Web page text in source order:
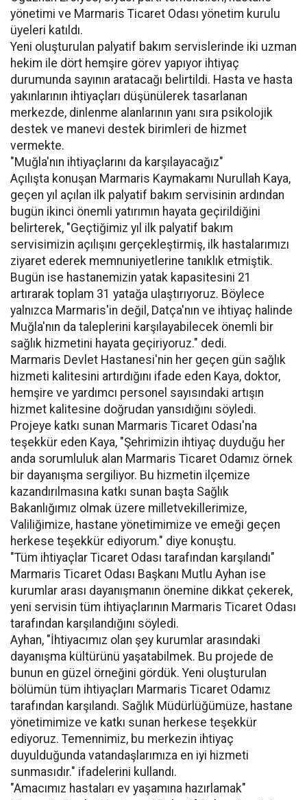
yönetimi ve Marmaris Ticaret Odası yönetim kurulu
üyeleri katıldı.
Yeni oluşturulan palyatif bakım servislerinde iki uzman
hekim ile dört hemşire görev yapıyor ihtiyaç
durumunda sayının aratacağı belirtildi. Hasta ve hasta
yakınlarının ihtiyaçları düşünülerek tasarlanan
merkezde, dinlenme alanlarının yanı sıra psikolojik
destek ve manevi destek birimleri de hizmet
vermekte.
"Muğla'nın ihtiyaçlarını da karşılayacağız"
Açılışta konuşan Marmaris Kaymakamı Nurullah Kaya,
geçen yıl açılan ilk palyatif bakım servisinin ardından
bugün ikinci önemli yatırımın hayata geçirildiğini
belirterek, "Geçtiğimiz yıl ilk palyatif bakım
servisimizin açılışını gerçekleştirmiş, ilk hastalarımızı
ziyaret ederek memnuniyetlerine tanıklık etmiştik.
Bugün ise hastanemizin yatak kapasitesini 21
artırarak toplam 31 yatağa ulaştırıyoruz. Böylece
yalnızca Marmaris'in değil, Datça'nın ve ihtiyaç halinde
Muğla'nın da taleplerini karşılayabilecek önemli bir
sağlık hizmetini hayata geçiriyoruz." dedi.
Marmaris Devlet Hastanesi'nin her geçen gün sağlık
hizmeti kalitesini artırdığını ifade eden Kaya, doktor,
hemşire ve yardımcı personel sayısındaki artışın
hizmet kalitesine doğrudan yansıdığını söyledi.
Projeye katkı sunan Marmaris Ticaret Odası'na
teşekkür eden Kaya, "Şehrimizin ihtiyaç duyduğu her
anda sorumluluk alan Marmaris Ticaret Odamız örnek
bir dayanışma sergiliyor. Bu hizmetin ilçemize
kazandırılmasına katkı sunan başta Sağlık
Bakanlığımız olmak üzere milletvekillerimize,
Valiliğimize, hastane yönetimimize ve emeği geçen
herkese teşekkür ediyorum." diye konuştu.
"Tüm ihtiyaçlar Ticaret Odası tarafından karşılandı"
Marmaris Ticaret Odası Başkanı Mutlu Ayhan ise
kurumlar arası dayanışmanın önemine dikkat çekerek,
yeni servisin tüm ihtiyaçlarının Marmaris Ticaret Odası
tarafından karşılandığını söyledi.
Ayhan, "İhtiyacımız olan şey kurumlar arasındaki
dayanışma kültürünü yaşatabilmek. Bu projede de
bunun en güzel örneğini gördük. Yeni oluşturulan
bölümün tüm ihtiyaçları Marmaris Ticaret Odamız
tarafından karşılandı. Sağlık Müdürlüğümüze, hastane
yönetimimize ve katkı sunan herkese teşekkür
ediyoruz. Temennimiz, bu merkezin ihtiyaç
duyulduğunda vatandaşlarımıza en iyi hizmeti
sunmasıdır." ifadelerini kullandı.
"Amacımız hastaları ev yaşamına hazırlamak"